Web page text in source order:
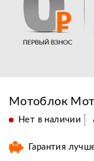
Мотоблок
Нет в наличии
Гарантия